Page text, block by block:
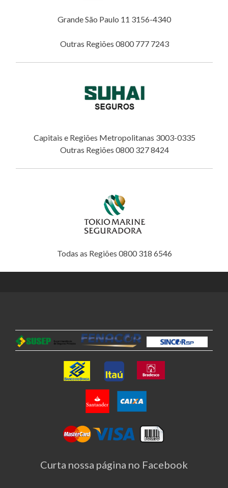
Grande São Paulo 11 3156-4340
Outras Regiões 0800 777 7243
Capitais e Regiões Metropolitanas 3003-0335
Outras Regiões 0800 327 8424
Todas as Regiões 0800 318 6546
Curta nossa página no Facebook